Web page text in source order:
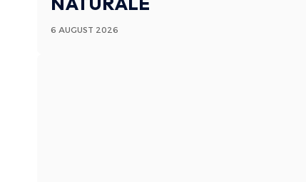
6 AUGUST 2026